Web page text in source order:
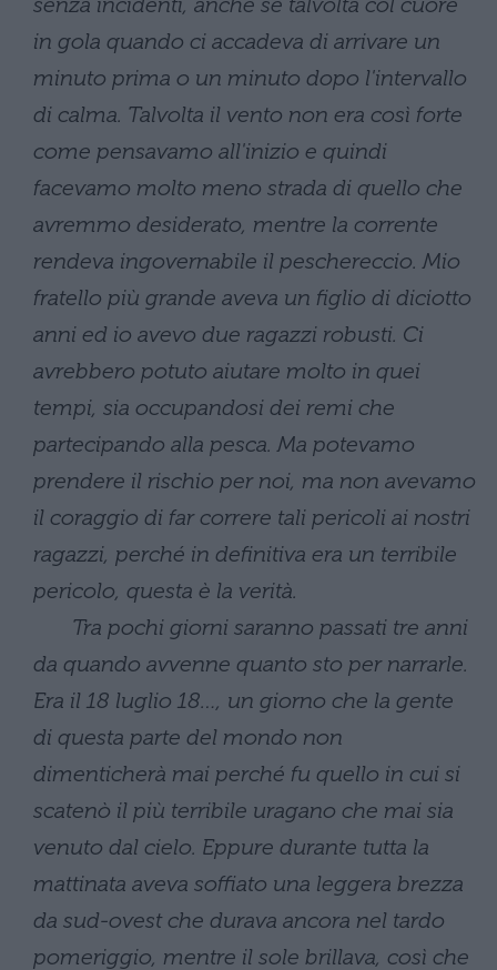
in gola quando ci accadeva di arrivare un
minuto prima o un minuto dopo l'intervallo
di calma. Talvolta il vento non era così forte
come pensavamo all'inizio e quindi
facevamo molto meno strada di quello che
avremmo desiderato, mentre la corrente
rendeva ingovernabile il peschereccio. Mio
fratello più grande aveva un figlio di diciotto
anni ed io avevo due ragazzi robusti. Ci
avrebbero potuto aiutare molto in quei
tempi, sia occupandosi dei remi che
partecipando alla pesca. Ma potevamo
prendere il rischio per noi, ma non avevamo
il coraggio di far correre tali pericoli ai nostri
ragazzi, perché in definitiva era un terribile
pericolo, questa è la verità.
Tra pochi giorni saranno passati tre anni
da quando avvenne quanto sto per narrarle.
Era il 18 luglio 18…, un giorno che la gente
di questa parte del mondo non
dimenticherà mai perché fu quello in cui si
scatenò il più terribile uragano che mai sia
venuto dal cielo. Eppure durante tutta la
mattinata aveva soffiato una leggera brezza
da sud-ovest che durava ancora nel tardo
pomeriggio, mentre il sole brillava, così che